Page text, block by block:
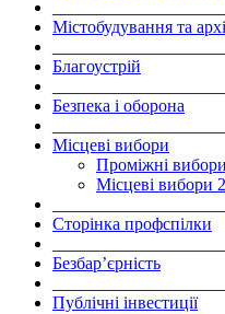
Містобудування та
Благоустрій
Безпека і оборона
Місцеві вибори
Проміжні
Місцеві вибори
Сторінка профспілки
Безбар’єрність
Публічні інвестиції